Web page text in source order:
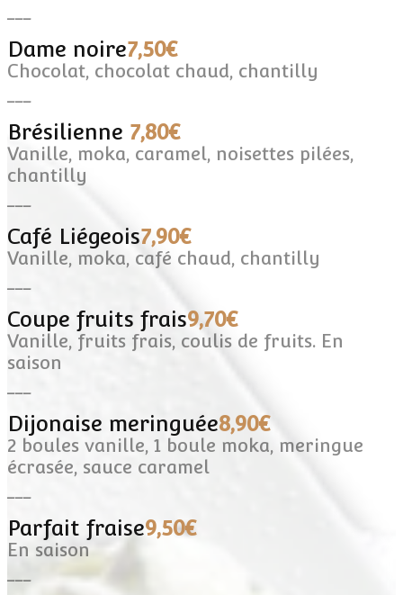
Dame noire7,50€
Chocolat, chocolat chaud, chantilly
Brésilienne 7,80€
Vanille, moka, caramel, noisettes pilées,
chantilly
Café Liégeois7,90€
Vanille, moka, café chaud, chantilly
Coupe fruits frais9,70€
Vanille, fruits frais, coulis de fruits. En
saison
Dijonaise meringuée8,90€
2 boules vanille, 1 boule moka, meringue
écrasée, sauce caramel
Parfait fraise9,50€
En saison